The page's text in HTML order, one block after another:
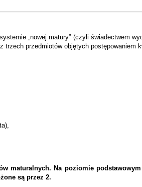
„nowej matury” (czyli świadectwem
trzech przedmiotów objętych postępowaniem
maturalnych. Na poziomie
są przez 2.